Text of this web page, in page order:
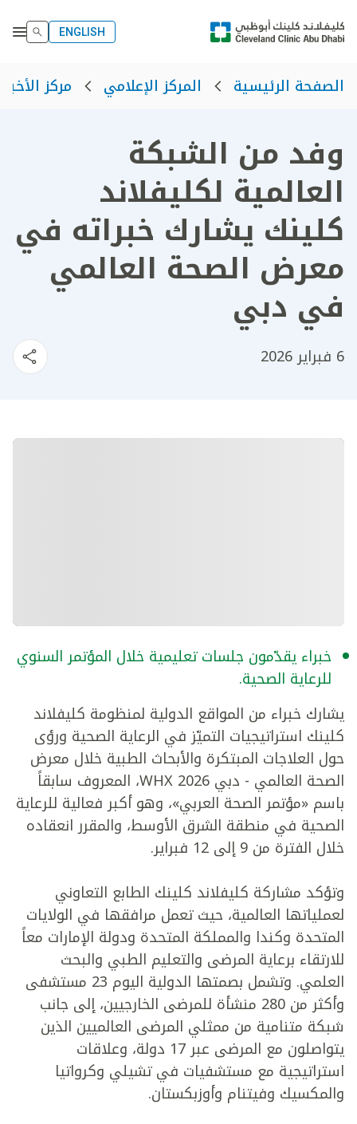
ENGLISH
الصفحة الرئيسية المركز الإعلامي مركز الأخبار
وفد من الشبكة
العالمية لكليفلاند
كلينك يشارك خبراته في
معرض الصحة العالمي
في دبي
6 فبراير 2026
خبراء يقدّمون جلسات تعليمية خلال المؤتمر السنوي
للرعاية الصحية.
يشارك خبراء من المواقع الدولية لمنظومة كليفلاند
كلينك استراتيجيات التميّز في الرعاية الصحية ورؤى
حول العلاجات المبتكرة والأبحاث الطبية خلال معرض
الصحة العالمي - دبي WHX 2026، المعروف سابقاً
باسم «مؤتمر الصحة العربي»، وهو أكبر فعالية للرعاية
الصحية في منطقة الشرق الأوسط، والمقرر انعقاده
خلال الفترة من 9 إلى 12 فبراير.
وتؤكد مشاركة كليفلاند كلينك الطابع التعاوني
لعملياتها العالمية، حيث تعمل مرافقها في الولايات
المتحدة وكندا والمملكة المتحدة ودولة الإمارات معاً
للارتقاء برعاية المرضى والتعليم الطبي والبحث
العلمي. وتشمل بصمتها الدولية اليوم 23 مستشفى
وأكثر من 280 منشأة للمرضى الخارجيين، إلى جانب
شبكة متنامية من ممثلي المرضى العالميين الذين
يتواصلون مع المرضى عبر 17 دولة، وعلاقات
استراتيجية مع مستشفيات في تشيلي وكرواتيا
والمكسيك وفيتنام وأوزبكستان.